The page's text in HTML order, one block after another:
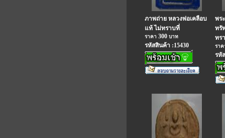
ภาพถ่าย หลวงพ่อเคลือบ
แท้ ไม่ทราบที่
ราคา 300 บาท
รหัสสินค้า :15430
พร
ทรั
ทร
รา
รหั